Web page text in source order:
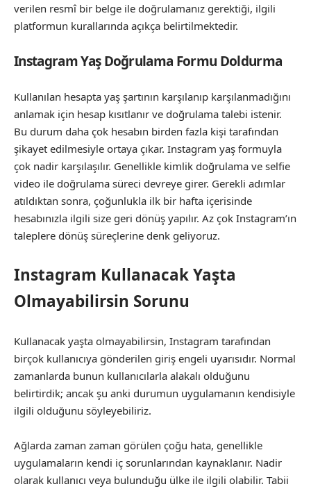
verilen resmî bir belge ile doğrulamanız gerektiği, ilgili
platformun kurallarında açıkça belirtilmektedir.
Instagram Yaş Doğrulama Formu Doldurma
Kullanılan hesapta yaş şartının karşılanıp karşılanmadığını
anlamak için hesap kısıtlanır ve doğrulama talebi istenir.
Bu durum daha çok hesabın birden fazla kişi tarafından
şikayet edilmesiyle ortaya çıkar. Instagram yaş formuyla
çok nadir karşılaşılır. Genellikle kimlik doğrulama ve selfie
video ile doğrulama süreci devreye girer. Gerekli adımlar
atıldıktan sonra, çoğunlukla ilk bir hafta içerisinde
hesabınızla ilgili size geri dönüş yapılır. Az çok Instagram’ın
taleplere dönüş süreçlerine denk geliyoruz.
Instagram Kullanacak Yaşta
Olmayabilirsin Sorunu
Kullanacak yaşta olmayabilirsin, Instagram tarafından
birçok kullanıcıya gönderilen giriş engeli uyarısıdır. Normal
zamanlarda bunun kullanıcılarla alakalı olduğunu
belirtirdik; ancak şu anki durumun uygulamanın kendisiyle
ilgili olduğunu söyleyebiliriz.
Ağlarda zaman zaman görülen çoğu hata, genellikle
uygulamaların kendi iç sorunlarından kaynaklanır. Nadir
olarak kullanıcı veya bulunduğu ülke ile ilgili olabilir. Tabii